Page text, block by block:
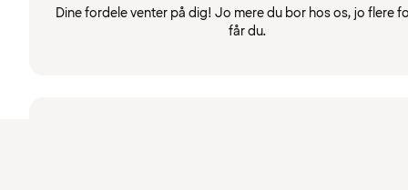
Dine fordele venter på dig! Jo mere du bor hos os, jo flere
får du.